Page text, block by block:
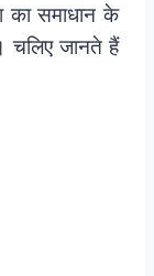
का समाधान के
चलिए जानते हैं